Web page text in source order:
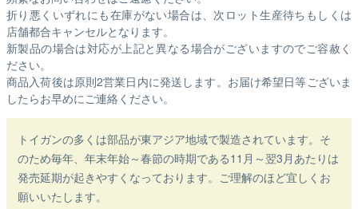
折り悪くいずれにも在庫がない場合は、次ロット生産待ちもしくは
店舗都合キャンセルとなります。
新製品の場合は対応が上記と異なる場合がございますのでご容赦く
ださい。
商品入荷後は原則2営業日内に発送します。お届け希望日等ございま
したらお早めにご連絡ください。
トイガンの多くは部品が東アジア地域で製造されています。そ
のため毎年、年末年始～春節の時期である11月～翌3月あたりは
発売延期が起きやすくなっております。ご理解のほど宜しくお
願いいたします。